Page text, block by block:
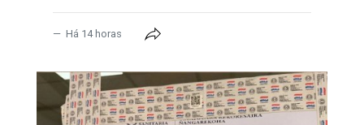
Há 14 horas